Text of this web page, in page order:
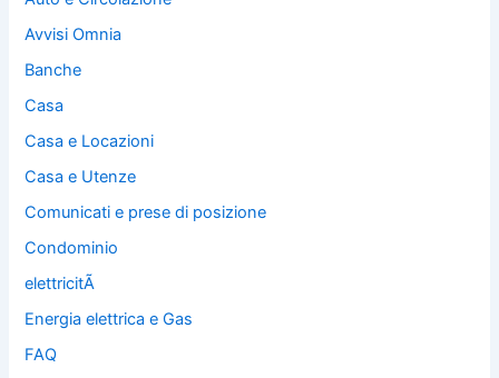
Avvisi Omnia
Banche
Casa
Casa e Locazioni
Casa e Utenze
Comunicati e prese di posizione
Condominio
elettricitÃ
Energia elettrica e Gas
FAQ